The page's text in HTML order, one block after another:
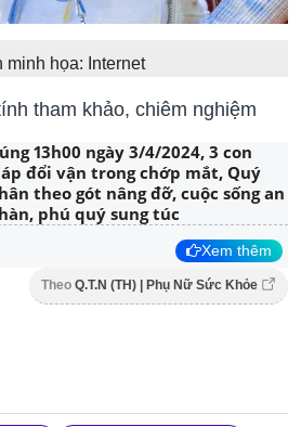
minh họa: Internet
tham khảo, chiêm nghiệm
13h00 ngày 3/4/2024, 3 con
đổi vận trong chớp mắt, Quý
theo gót nâng đỡ, cuộc sống an
phú quý sung túc
Xem thêm
Theo Q.T.N (TH) | Phụ Nữ Sức Khỏe